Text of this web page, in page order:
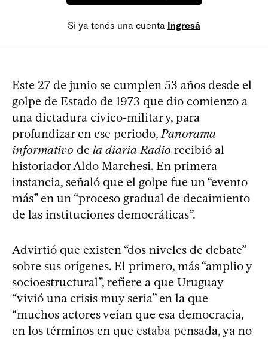
Si ya tenés una cuenta Ingresá
Este 27 de junio se cumplen 53 años desde el
golpe de Estado de 1973 que dio comienzo a
una dictadura cívico-militar y, para
profundizar en ese periodo, Panorama
informativo de la diaria Radio recibió al
historiador Aldo Marchesi. En primera
instancia, señaló que el golpe fue un “evento
más” en un “proceso gradual de decaimiento
de las instituciones democráticas”.
Advirtió que existen “dos niveles de debate”
sobre sus orígenes. El primero, más “amplio y
socioestructural”, refiere a que Uruguay
“vivió una crisis muy seria” en la que
“muchos actores veían que esa democracia,
en los términos en que estaba pensada, ya no